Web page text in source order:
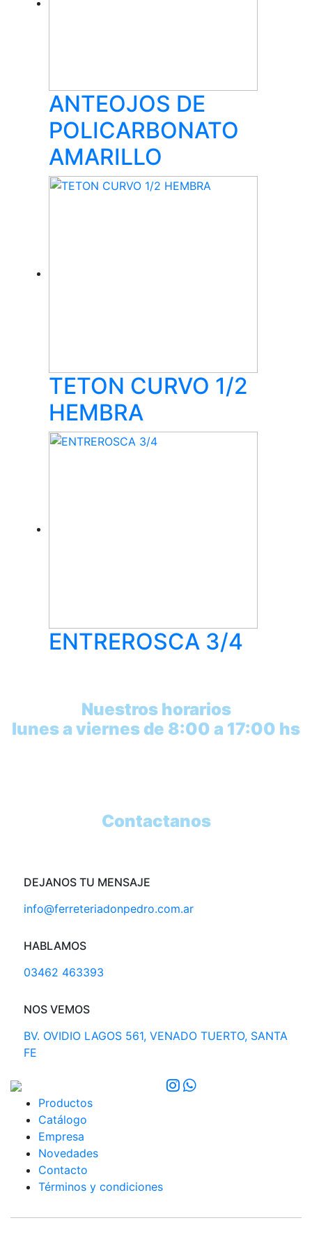
ANTEOJOS DE
POLICARBONATO
AMARILLO
TETON CURVO 1/2
HEMBRA
ENTREROSCA 3/4
Nuestros horarios
lunes a viernes de 8:00 a 17:00 hs
Contactanos
DEJANOS TU MENSAJE
info@ferreteriadonpedro.com.ar
HABLAMOS
03462 463393
NOS VEMOS
BV. OVIDIO LAGOS 561, VENADO TUERTO, SANTA
FE
Productos
Catálogo
Empresa
Novedades
Contacto
Términos y condiciones